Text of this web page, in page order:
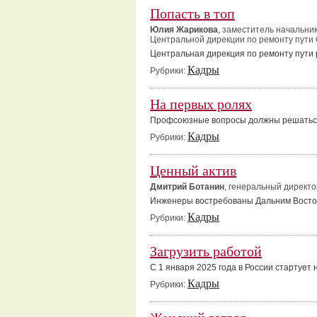
Попасть в топ
Юлия Жарикова, заместитель
Центральной дирекции по ремонту
Центральная дирекция по ремонту пути
Рубрики: Кадры
На первых ролях
Профсоюзные вопросы должны
Рубрики: Кадры
Ценный актив
Дмитрий Ботанин, генеральный
Инженеры востребованы Дальним
Рубрики: Кадры
Загрузить работой
С 1 января 2025 года в России
Рубрики: Кадры